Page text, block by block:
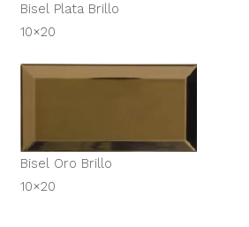
Bisel Plata Brillo
10×20
Bisel Oro Brillo
10×20